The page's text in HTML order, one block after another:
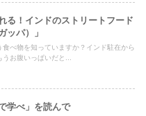
る！インドのストリートフード
ッパ）」
食べ物を知っていますか？インド駐在から
うお腹いっぱいだと...
学べ」を読んで